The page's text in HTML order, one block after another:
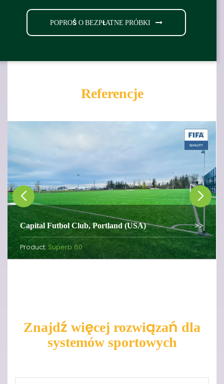
POPROŚ O BEZPŁATNE PRÓBKI
Referencje
Capital Futbol Club, Portland (USA)
Product:Superb 60
Znajdź więcej rozwiązań dla
systemów sportowych